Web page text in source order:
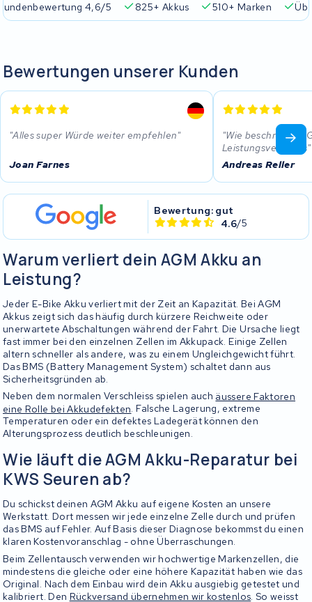
4,6/5 825+ Akkus 510+ Marken
Bewertungen unserer Kunden
Alles super Würde weiter empfehlen
Joan Farnes
Wie beschrieben.
Leistungsverhätnis
Andreas Reller
Bewertung: gut
4.6/5
Warum verliert dein AGM Akku an
Leistung?
Jeder E-Bike Akku verliert mit der Zeit an Kapazität. Bei AGM
Akkus zeigt sich das häufig durch kürzere Reichweite oder
unerwartete Abschaltungen während der Fahrt. Die Ursache liegt
fast immer bei den einzelnen Zellen im Akkupack. Einige Zellen
altern schneller als andere, was zu einem Ungleichgewicht führt.
Das BMS (Battery Management System) schaltet dann aus
Sicherheitsgründen ab.
Neben dem normalen Verschleiss spielen auch äussere Faktoren
eine Rolle bei Akkudefekten. Falsche Lagerung, extreme
Temperaturen oder ein defektes Ladegerät können den
Alterungsprozess deutlich beschleunigen.
Wie läuft die AGM Akku-Reparatur bei
KWS Seuren ab?
Du schickst deinen AGM Akku auf eigene Kosten an unsere
Werkstatt. Dort messen wir jede einzelne Zelle durch und prüfen
das BMS auf Fehler. Auf Basis dieser Diagnose bekommst du einen
klaren Kostenvoranschlag - ohne Überraschungen.
Beim Zellentausch verwenden wir hochwertige Markenzellen, die
mindestens die gleiche oder eine höhere Kapazität haben wie das
Original. Nach dem Einbau wird dein Akku ausgiebig getestet und
kalibriert. Den Rückversand übernehmen wir kostenlos . So weisst